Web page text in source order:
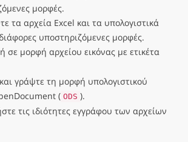
μορφές.
τα αρχεία Excel και τα υπολογιστικά
υποστηριζόμενες μορφές.
σε μορφή αρχείου εικόνας με ετικέτα
γράψτε τη μορφή υπολογιστικού
( ODS ).
τις ιδιότητες εγγράφου των αρχείων